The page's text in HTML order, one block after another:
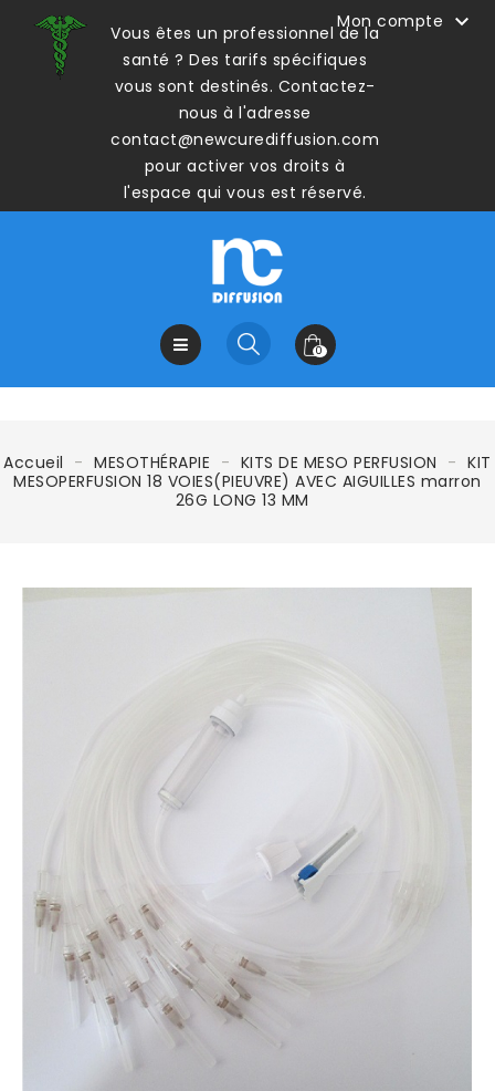
Vous êtes un professionnel de la
santé ? Des tarifs spécifiques
vous sont destinés. Contactez-
nous à l'adresse
contact@newcurediffusion.com
pour activer vos droits à
l'espace qui vous est réservé.
Mon compte 
0
Accueil MESOTHÉRAPIE KITS DE MESO PERFUSION
KIT
MESOPERFUSION 18 VOIES(PIEUVRE) AVEC AIGUILLES marron
26G LONG 13 MM